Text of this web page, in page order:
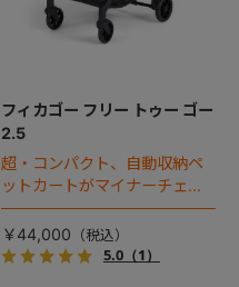
フィカゴー フリー トゥー ゴー
2.5
超・コンパクト、自動収納ペ
ットカートがマイナーチェン
ジ！
￥44,000
5.0（1）